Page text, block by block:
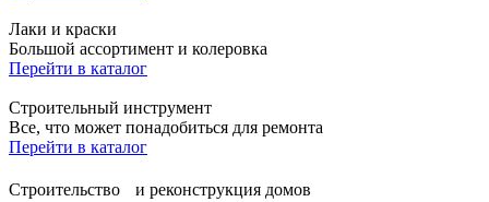
Лаки и краски
Большой ассортимент и колеровка
Перейти в каталог
Строительный инструмент
Все, что может понадобиться для ремонта
Перейти в каталог
Строительство и реконструкция домов